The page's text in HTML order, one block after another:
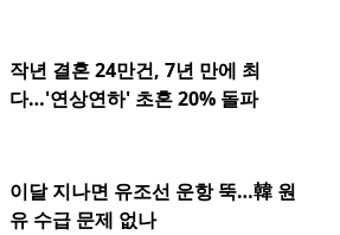
작년 결혼 24만건, 7년 만에 최
다…'연상연하' 초혼 20% 돌파
이달 지나면 유조선 운항 뚝…韓 원
유 수급 문제 없나